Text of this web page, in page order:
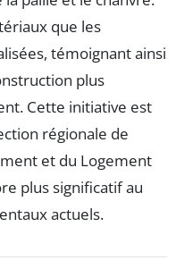
que les
témoignant ainsi
plus
Cette initiative est
régionale de
et du Logement
plus significatif au
actuels.